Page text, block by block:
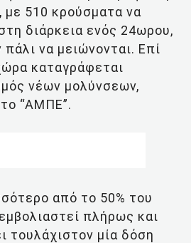
με 510 κρούσματα να
διάρκεια ενός 24ωρου,
να μειώνονται. Επί
καταγράφεται
νέων μολύνσεων,
“ΑΜΠΕ”.
από το 50% του
πλήρως και
τουλάχιστον μία δόση